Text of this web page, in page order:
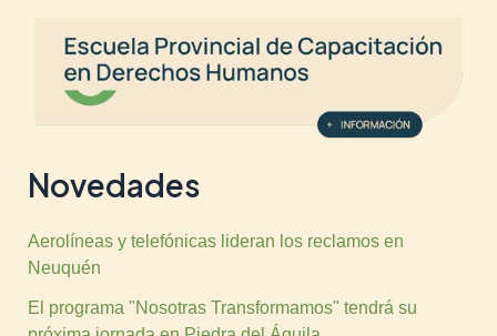
Novedades
Aerolíneas y telefónicas lideran los reclamos en
Neuquén
El programa "Nosotras Transformamos" tendrá su